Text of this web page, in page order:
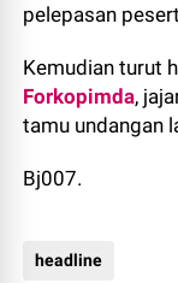
pelepasan
Kemudian turut
Forkopimda,
tamu undangan
Bj007.
headline